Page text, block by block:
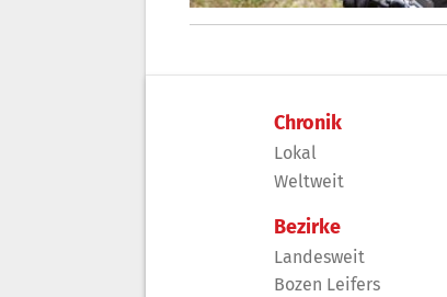
Chronik
Lokal
Weltweit
Bezirke
Landesweit
Bozen Leifers